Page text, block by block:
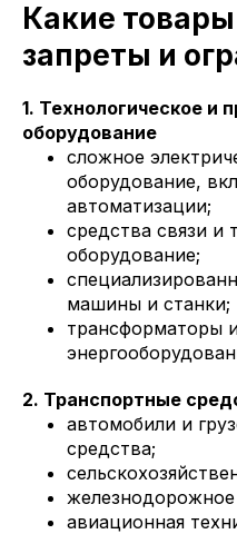
Какие
запреты и
1. Технологическое и
оборудование
сложное
оборудование,
автоматизации;
средства связи и
оборудование;
машины и станки;
трансформаторы
2. Транспортные
автомобили и
средства;
авиационная